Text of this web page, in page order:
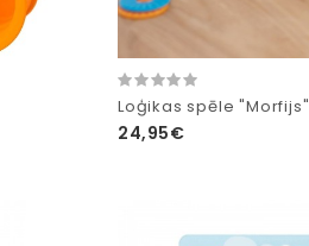
Loģikas spēle "Morfijs"
24,95€